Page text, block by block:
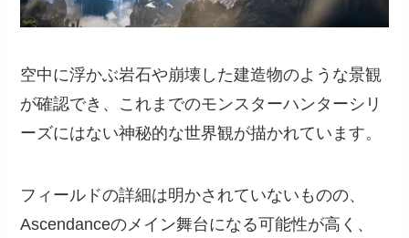
空中に浮かぶ岩石や崩壊した建造物のような景観
が確認でき、これまでのモンスターハンターシリ
ーズにはない神秘的な世界観が描かれています。
フィールドの詳細は明かされていないものの、
Ascendanceのメイン舞台になる可能性が高く、